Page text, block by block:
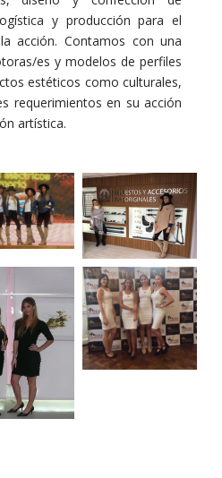
y producción para el
acción. Contamos con una
es y modelos de perfiles
estéticos como culturales,
requerimientos en su acción
artística.